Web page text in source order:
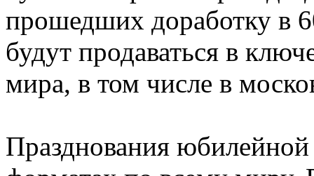
прошедших доработку в
будут продаваться в
мира, в том числе в
Празднования